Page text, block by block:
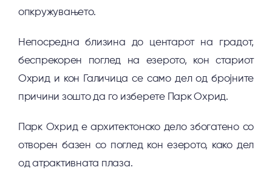
опкружувањето.
Непосредна близина до центарот на градот,
беспрекорен поглед на езерото, кон стариот
Охрид и кон Галичица се само дел од бројните
причини зошто да го изберете Парк Охрид.
Парк Охрид е архитектонско дело збогатено со
отворен базен со поглед кон езерото, како дел
од атрактивната плаза.